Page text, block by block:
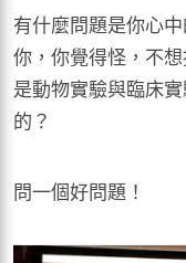
有什麼問題是你心
你，你覺得怪，不
是動物實驗與臨床
的？
問一個好問題！